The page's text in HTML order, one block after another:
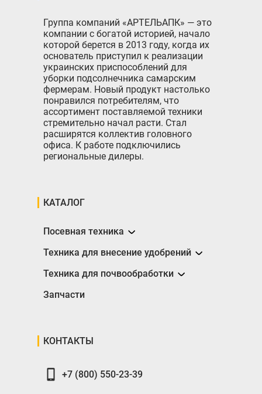
Группа компаний «АРТЕЛЬАПК» — это
компании с богатой историей, начало
которой берется в 2013 году, когда их
основатель приступил к реализации
украинских приспособлений для
уборки подсолнечника самарским
фермерам. Новый продукт настолько
понравился потребителям, что
ассортимент поставляемой техники
стремительно начал расти. Стал
расширятся коллектив головного
офиса. К работе подключились
региональные дилеры.
КАТАЛОГ
Посевная техника
Сеялки
Техника для внесение удобрений
Разбрасыватели
Техника для почвообработки
Борона
Плуги
Запчасти
КОНТАКТЫ
+7 (800) 550-23-39